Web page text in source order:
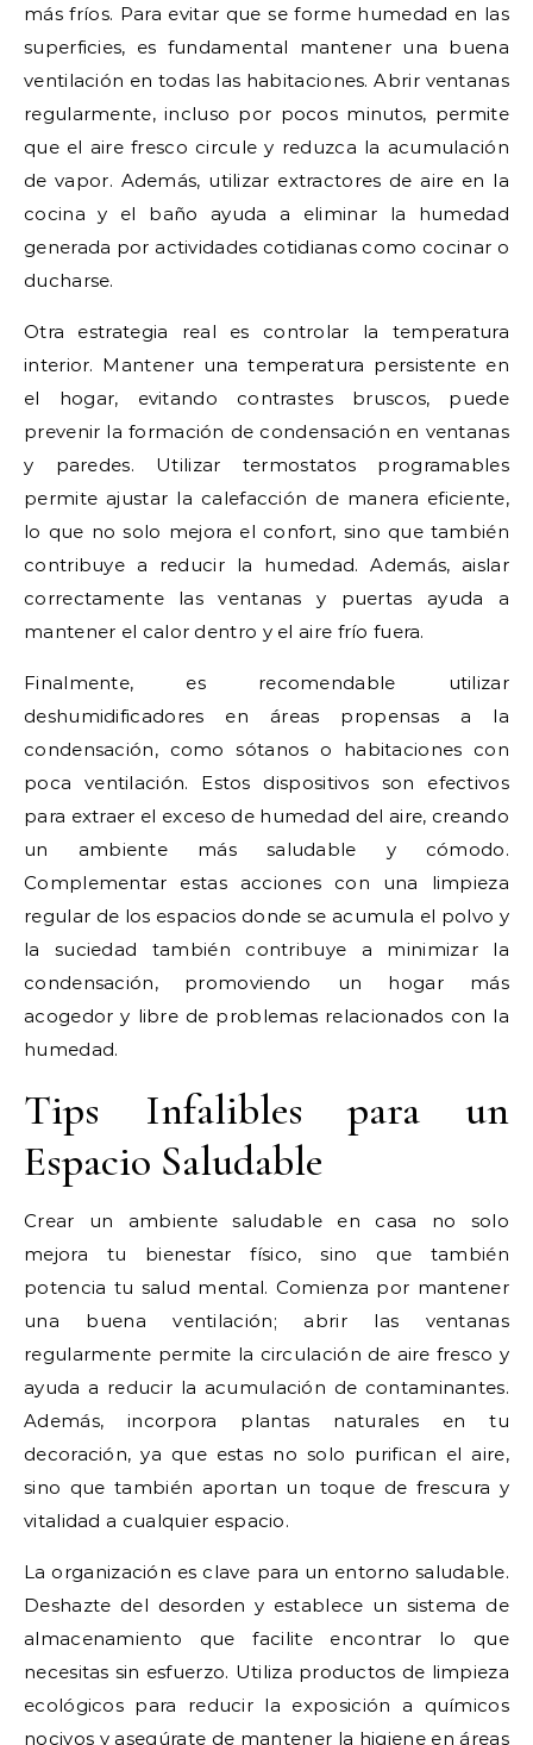
más fríos. Para evitar que se forme humedad en las
superficies, es fundamental mantener una buena
ventilación en todas las habitaciones. Abrir ventanas
regularmente, incluso por pocos minutos, permite
que el aire fresco circule y reduzca la acumulación
de vapor. Además, utilizar extractores de aire en la
cocina y el baño ayuda a eliminar la humedad
generada por actividades cotidianas como cocinar o
ducharse.
Otra estrategia real es controlar la temperatura
interior. Mantener una temperatura persistente en
el hogar, evitando contrastes bruscos, puede
prevenir la formación de condensación en ventanas
y paredes. Utilizar termostatos programables
permite ajustar la calefacción de manera eficiente,
lo que no solo mejora el confort, sino que también
contribuye a reducir la humedad. Además, aislar
correctamente las ventanas y puertas ayuda a
mantener el calor dentro y el aire frío fuera.
Finalmente, es recomendable utilizar
deshumidificadores en áreas propensas a la
condensación, como sótanos o habitaciones con
poca ventilación. Estos dispositivos son efectivos
para extraer el exceso de humedad del aire, creando
un ambiente más saludable y cómodo.
Complementar estas acciones con una limpieza
regular de los espacios donde se acumula el polvo y
la suciedad también contribuye a minimizar la
condensación, promoviendo un hogar más
acogedor y libre de problemas relacionados con la
humedad.
Tips Infalibles para un
Espacio Saludable
Crear un ambiente saludable en casa no solo
mejora tu bienestar físico, sino que también
potencia tu salud mental. Comienza por mantener
una buena ventilación; abrir las ventanas
regularmente permite la circulación de aire fresco y
ayuda a reducir la acumulación de contaminantes.
Además, incorpora plantas naturales en tu
decoración, ya que estas no solo purifican el aire,
sino que también aportan un toque de frescura y
vitalidad a cualquier espacio.
La organización es clave para un entorno saludable.
Deshazte del desorden y establece un sistema de
almacenamiento que facilite encontrar lo que
necesitas sin esfuerzo. Utiliza productos de limpieza
ecológicos para reducir la exposición a químicos
nocivos y asegúrate de mantener la higiene en áreas